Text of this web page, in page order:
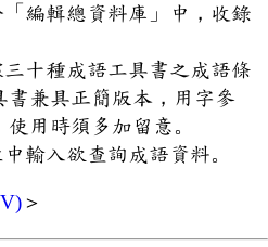
編輯總資料庫」中，收錄
十種成語工具書之成語條
書兼具正簡版本，用字參
用時須多加留意。
輸入欲查詢成語資料。
＞